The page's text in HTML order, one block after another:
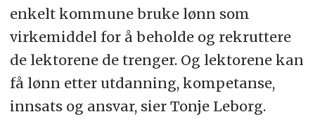
undervisningsansatte hadde et
overheng på 2,2 prosent.
Lønnsøkning har ofte virkning fra 1.
mai eller en senere dato. Differansen i
økt lønn i åtte måneder til tolv
enkelt kommune bruke lønn som
virkemiddel for å beholde og rekruttere
de lektorene de trenger. Og lektorene kan
få lønn etter utdanning, kompetanse,
innsats og ansvar, sier Tonje Leborg.